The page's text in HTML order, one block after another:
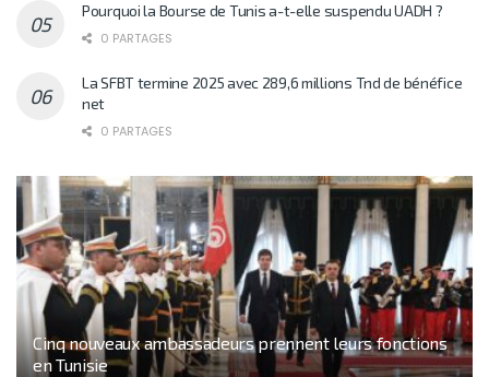
Pourquoi la Bourse de Tunis a-t-elle suspendu UADH ?
0 PARTAGES
La SFBT termine 2025 avec 289,6 millions Tnd de bénéfice
net
0 PARTAGES
Cinq nouveaux ambassadeurs prennent leurs fonctions
en Tunisie